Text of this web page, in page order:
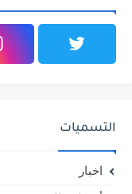
التسميات
اخبار